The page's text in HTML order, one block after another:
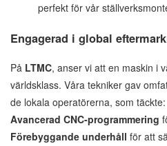
perfekt för vår
Engagerad i global
På LTMC, anser vi att en maskin i
världsklass. Våra tekniker gav
de lokala operatörerna, som täckte:
Avancerad CNC-programmering
Förebyggande underhåll för att